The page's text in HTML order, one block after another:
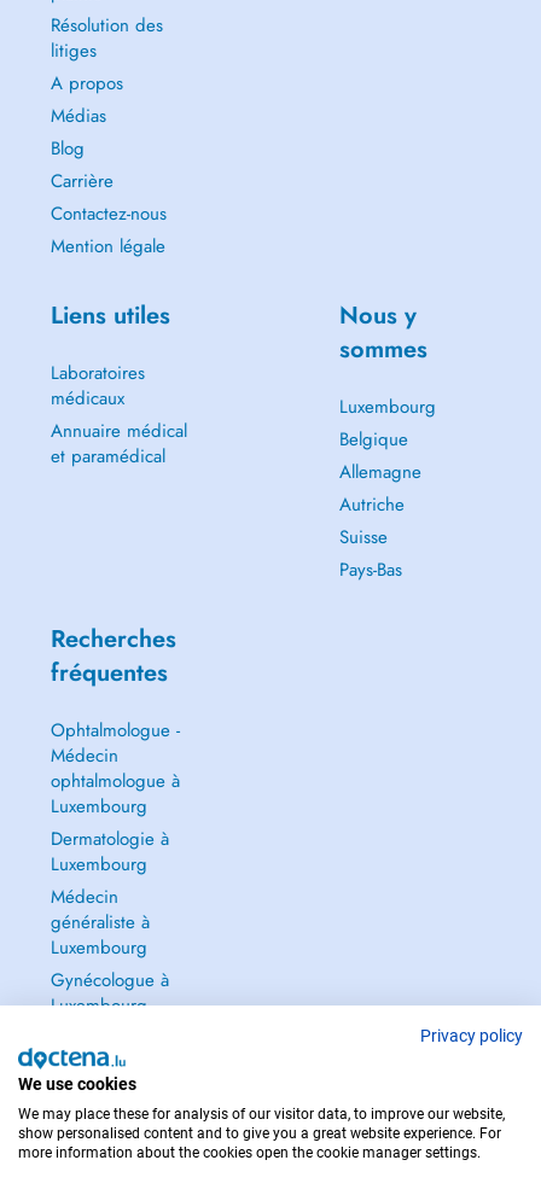
Résolution des
litiges
A propos
Médias
Blog
Carrière
Contactez-nous
Mention légale
Liens utiles
Laboratoires
médicaux
Annuaire médical
et paramédical
Nous y
sommes
Luxembourg
Belgique
Allemagne
Autriche
Suisse
Pays-Bas
Recherches
fréquentes
Ophtalmologue -
Médecin
ophtalmologue à
Luxembourg
Dermatologie à
Luxembourg
Médecin
généraliste à
Luxembourg
Gynécologue à
Luxembourg
POUR LES URGENCES, CONSULTEZ : 112
Privacy policy
We use cookies
We may place these for analysis of our visitor data, to improve our website,
show personalised content and to give you a great website experience. For
more information about the cookies open the cookie manager settings.